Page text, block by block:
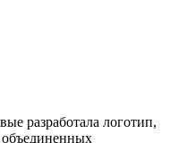
разработала логотип,
объединенных